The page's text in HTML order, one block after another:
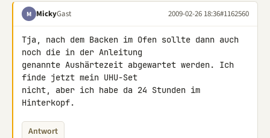
M MickyGast 2009-02-26 18:36#1162560
Tja, nach dem Backen im Ofen sollte dann auch
noch die in der Anleitung
genannte Aushärtezeit abgewartet werden. Ich
finde jetzt mein UHU-Set
nicht, aber ich habe da 24 Stunden im
Hinterkopf.
Antwort